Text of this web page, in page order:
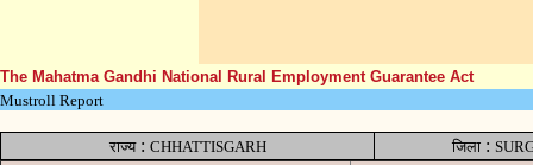
The Mahatma Gandhi National Rural Employment Guarantee Act
Mustroll Report
राज्य: CHHATTISGARH जिला :